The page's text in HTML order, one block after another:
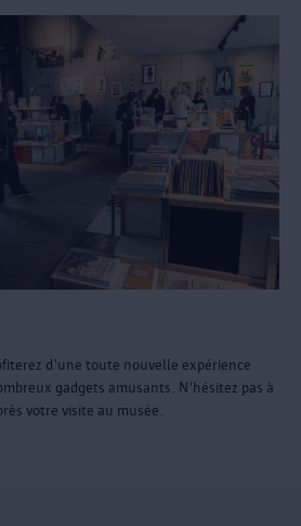
d'une toute nouvelle expérience
gadgets amusants. N'hésitez pas à
votre visite au musée.